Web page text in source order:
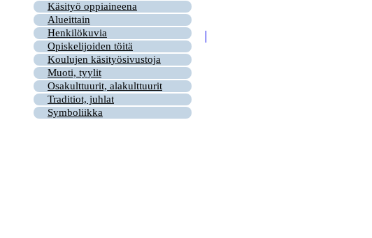
Käsityö oppiaineena
Alueittain
Henkilökuvia
Opiskelijoiden töitä
Koulujen käsityösivustoja
Muoti, tyylit
Osakulttuurit, alakulttuurit
Traditiot, juhlat
Symboliikka